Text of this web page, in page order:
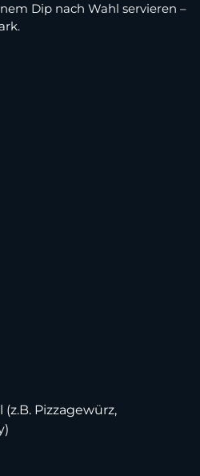
Dip nach Wahl servieren –
Pizzagewürz,